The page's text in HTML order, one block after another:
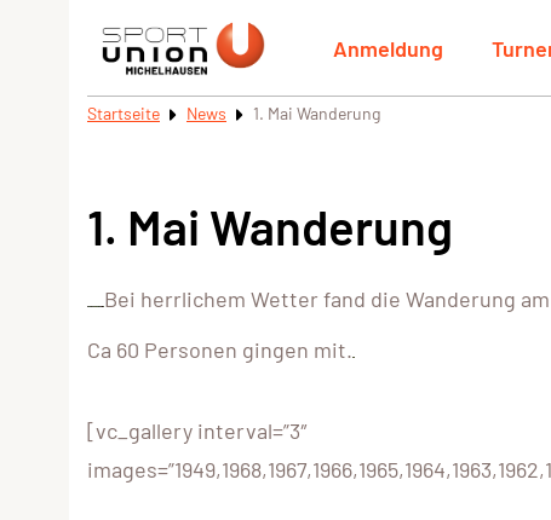
Anmeldung
Startseite News 1. Mai Wanderung
1. Mai Wanderung
Bei herrlichem Wetter fand die Wanderung
Ca 60 Personen gingen mit.
[vc_gallery interval=”3″